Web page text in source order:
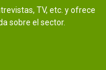
TV, etc. y ofrece
sobre el sector.